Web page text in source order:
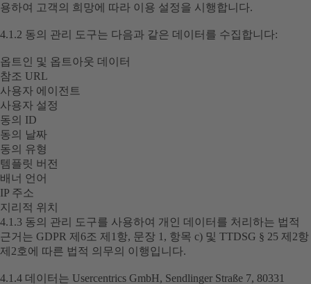
용하여 고객의 희망에 따라 이용 설정을 시행합니다.
4.1.2 동의 관리 도구는 다음과 같은 데이터를 수집합니다:
옵트인 및 옵트아웃 데이터
참조 URL
사용자 에이전트
사용자 설정
동의 ID
동의 날짜
동의 유형
템플릿 버전
배너 언어
IP 주소
지리적 위치
4.1.3 동의 관리 도구를 사용하여 개인 데이터를 처리하는 법적
근거는 GDPR 제6조 제1항, 문장 1, 항목 c) 및 TTDSG § 25 제2항
제2호에 따른 법적 의무의 이행입니다.
4.1.4 데이터는 Usercentrics GmbH, Sendlinger Straße 7, 80331